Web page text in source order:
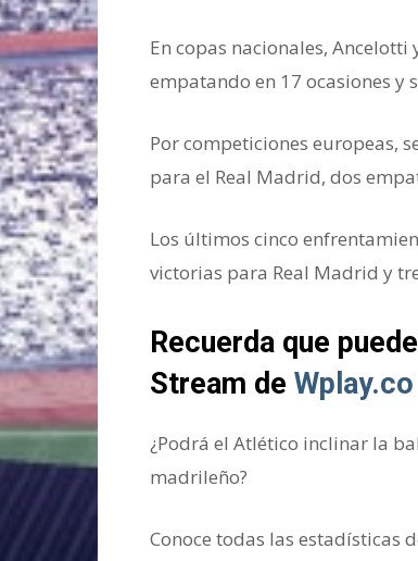
En copas nacionales,
empatando en 17 ocasiones y
Por competiciones europeas,
para el Real Madrid, dos
Los últimos cinco
victorias para Real Madrid y
Recuerda que
Stream de Wplay.co
¿Podrá el Atlético inclinar la
madrileño?
Conoce todas las estadísticas